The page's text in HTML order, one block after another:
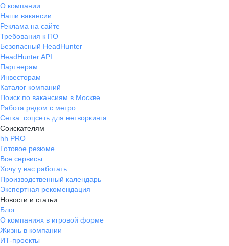
О компании
Наши вакансии
Реклама на сайте
Требования к ПО
Безопасный HeadHunter
HeadHunter API
Партнерам
Инвесторам
Каталог компаний
Поиск по вакансиям в Москве
Работа рядом с метро
Сетка: соцсеть для нетворкинга
Соискателям
hh PRO
Готовое резюме
Все сервисы
Хочу у вас работать
Производственный календарь
Экспертная рекомендация
Новости и статьи
Блог
О компаниях в игровой форме
Жизнь в компании
ИТ-проекты